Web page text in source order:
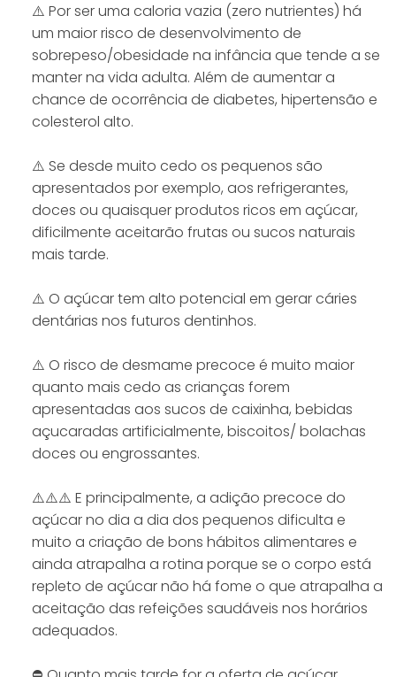
⚠️ Por ser uma caloria vazia (zero nutrientes) há
um maior risco de desenvolvimento de
sobrepeso/obesidade na infância que tende a se
manter na vida adulta. Além de aumentar a
chance de ocorrência de diabetes, hipertensão e
colesterol alto.
⚠️ Se desde muito cedo os pequenos são
apresentados por exemplo, aos refrigerantes,
doces ou quaisquer produtos ricos em açúcar,
dificilmente aceitarão frutas ou sucos naturais
mais tarde.
⚠️ O açúcar tem alto potencial em gerar cáries
dentárias nos futuros dentinhos.
⚠️ O risco de desmame precoce é muito maior
quanto mais cedo as crianças forem
apresentadas aos sucos de caixinha, bebidas
açucaradas artificialmente, biscoitos/ bolachas
doces ou engrossantes.
⚠️⚠️⚠️ E principalmente, a adição precoce do
açúcar no dia a dia dos pequenos dificulta e
muito a criação de bons hábitos alimentares e
ainda atrapalha a rotina porque se o corpo está
repleto de açúcar não há fome o que atrapalha a
aceitação das refeições saudáveis nos horários
adequados.